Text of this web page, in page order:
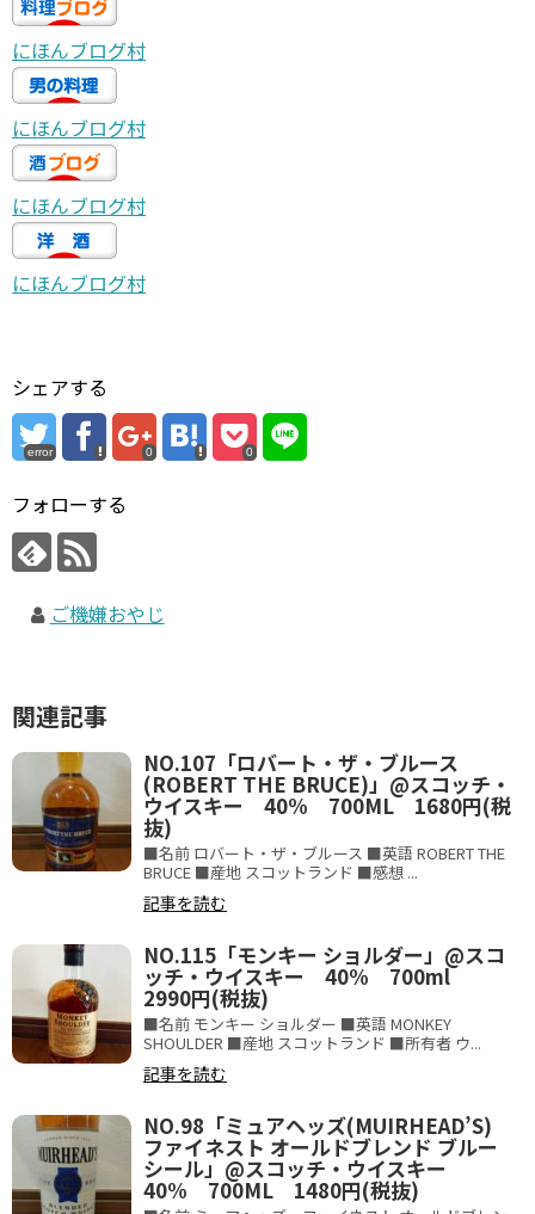
にほんブログ村
にほんブログ村
にほんブログ村
にほんブログ村
シェアする
error 0 0
フォローする
ご機嫌おやじ
関連記事
NO.107「ロバート・ザ・ブルース
(ROBERT THE BRUCE)」@スコッチ・
ウイスキー 40% 700ML 1680円(税
抜)
■名前 ロバート・ザ・ブルース ■英語 ROBERT THE
BRUCE ■産地 スコットランド ■感想 ...
記事を読む
NO.115「モンキー ショルダー」@スコ
ッチ・ウイスキー 40% 700ml
2990円(税抜)
■名前 モンキー ショルダー ■英語 MONKEY
SHOULDER ■産地 スコットランド ■所有者 ウ...
記事を読む
NO.98「ミュアヘッズ(MUIRHEAD’S)
ファイネスト オールドブレンド ブルー
シール」@スコッチ・ウイスキー
40% 700ML 1480円(税抜)